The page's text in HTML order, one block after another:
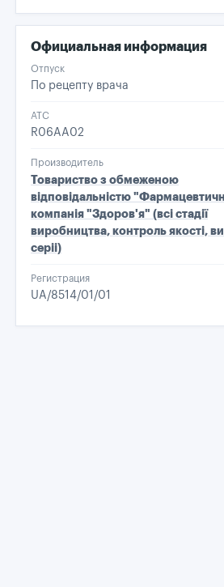
Официальная информация
Отпуск
По рецепту врача
ATC
R06AA02
Производитель
Товариство з обмеженою
відповідальністю
компанія "Здоров'я" (всі стадії
виробництва, контроль якості,
серiі)
Регистрация
UA/8514/01/01